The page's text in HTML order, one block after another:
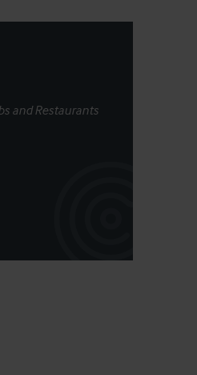
and Restaurants